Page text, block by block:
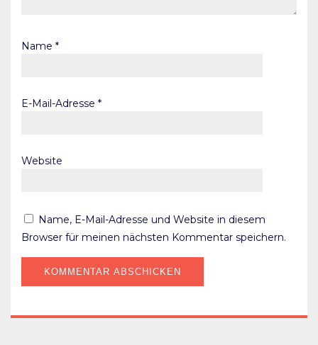
Name *
E-Mail-Adresse *
Website
Name, E-Mail-Adresse und Website in diesem
Browser für meinen nächsten Kommentar speichern.